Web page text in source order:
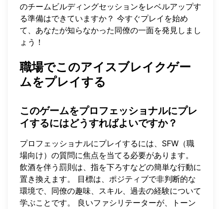
のチームビルディングセッションをレベルアップす
る準備はできていますか？ 今すぐプレイを始め
て 、あなたが知らなかった同僚の一面を発見しまし
ょう！
職場でこのアイスブレイクゲー
ムをプレイする
このゲームをプロフェッショナルにプレ
イするにはどうすればよいですか？
プロフェッショナルにプレイするには、SFW（職
場向け）の質問に焦点を当てる必要があります。
飲酒を伴う罰則は、指を下ろすなどの簡単な行動に
置き換えます。 目標は、ポジティブで非判断的な
環境で、同僚の趣味、スキル、過去の経験について
学ぶことです。 良いファシリテーターが、トーン